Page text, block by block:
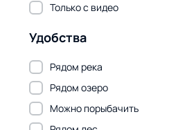
Только с видео
Удобства
Рядом река
Рядом озеро
Можно порыбачить